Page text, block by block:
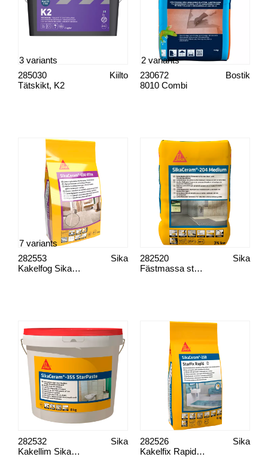
Tätskikt, K2
Kiilto
285030
3 variants
8010 Combi
Bostik
230672
2 variants
Kakelfog SikaCeram 690
Sika
282553
7 variants
Fästmassa standard SikaCeram 204 medium
Sika
282520
Kakellim SikaCeram-355
Sika
282532
Kakelfix Rapid SikaCeram-250
Sika
282526